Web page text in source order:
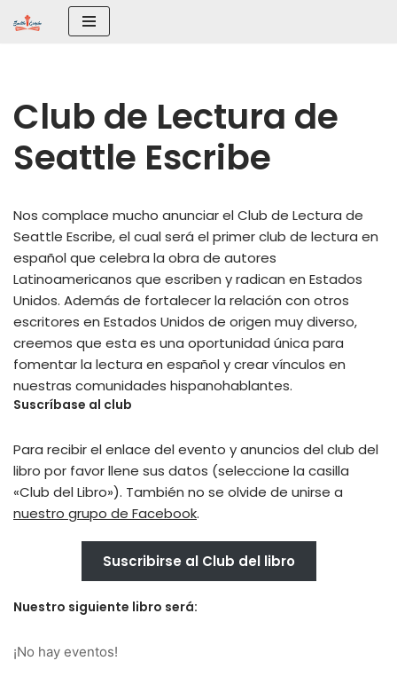
Club de Lectura de
Seattle Escribe
Nos complace mucho anunciar el Club de Lectura de
Seattle Escribe, el cual será el primer club de lectura en
español que celebra la obra de autores
Latinoamericanos que escriben y radican en Estados
Unidos. Además de fortalecer la relación con otros
escritores en Estados Unidos de origen muy diverso,
creemos que esta es una oportunidad única para
fomentar la lectura en español y crear vínculos en
nuestras comunidades hispanohablantes.
Suscríbase al club
Para recibir el enlace del evento y anuncios del club del
libro por favor llene sus datos (seleccione la casilla
«Club del Libro»). También no se olvide de unirse a
nuestro grupo de Facebook.
Suscribirse al Club del libro
Nuestro siguiente libro será:
¡No hay eventos!